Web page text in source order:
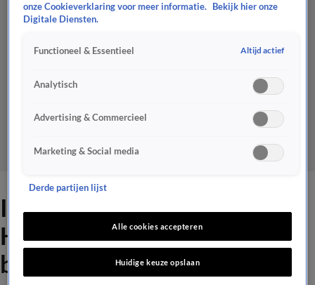
Is het een goed idee om
Hyves nieuw leven in te
blazen?
onze Cookieverklaring voor meer informatie.
Bekijk hier onze
Digitale Diensten.
Functioneel & Essentieel Altijd actief
Analytisch
Advertising & Commercieel
Marketing & Social media
Derde partijen lijst
Alle cookies accepteren
Huidige keuze opslaan